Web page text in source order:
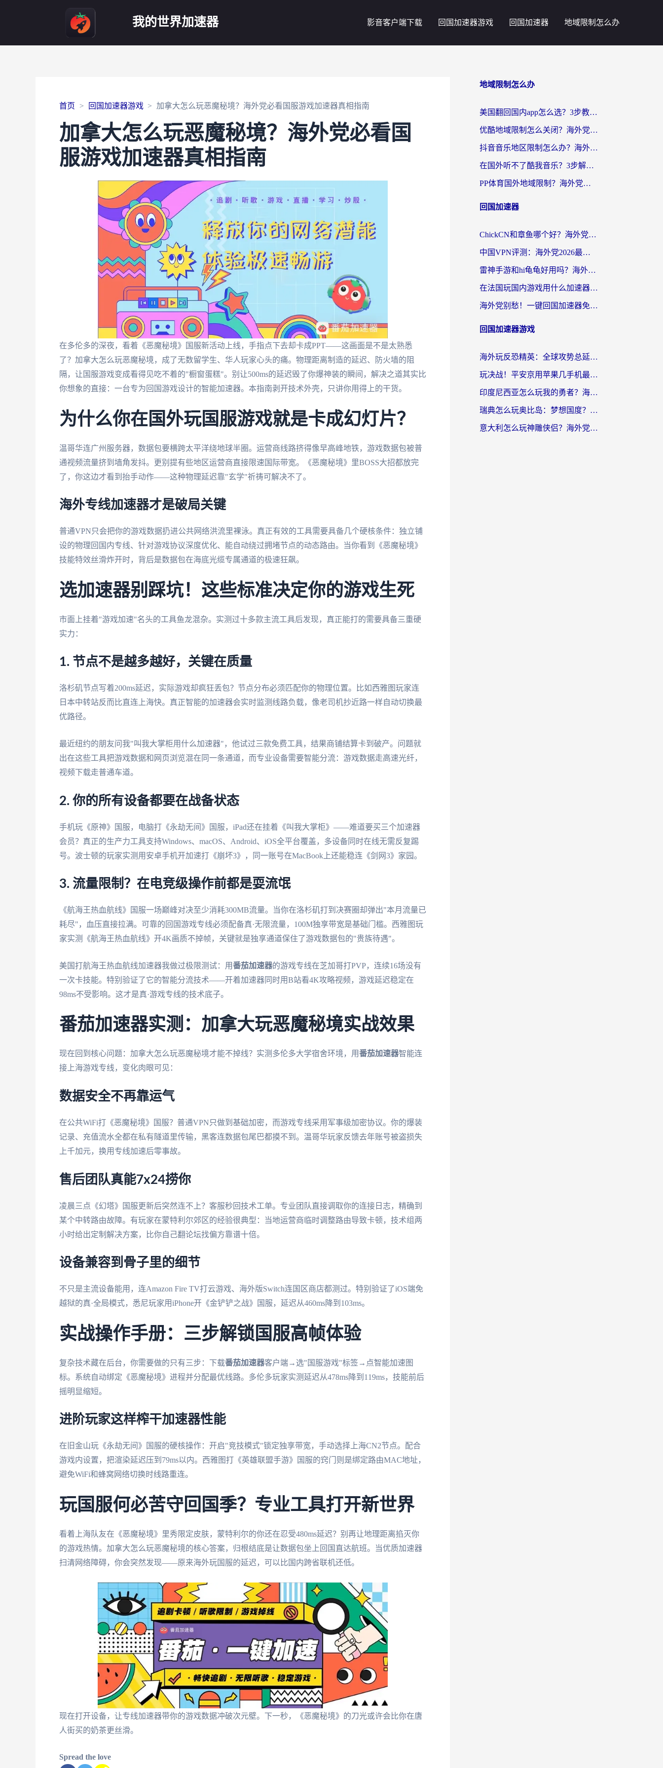
我的世界加速器 影音客户端下载 回国加速器游戏 回国加速器 地域限制怎么办
首页 回国加速器游戏 加拿大怎么玩恶魔秘境？海外党必看国服游戏加速器真相指南
加拿大怎么玩恶魔秘境？海外党必看国
服游戏加速器真相指南
在多伦多的深夜，看着《恶魔秘境》国服新活动上线，手指点下去却卡成PPT——这画面是不是太熟悉
了？加拿大怎么玩恶魔秘境，成了无数留学生、华人玩家心头的痛。物理距离制造的延迟、防火墙的阻
隔，让国服游戏变成看得见吃不着的"橱窗蛋糕"。别让500ms的延迟毁了你爆神装的瞬间，解决之道其实比
你想象的直接：一台专为回国游戏设计的智能加速器。本指南剥开技术外壳，只讲你用得上的干货。
为什么你在国外玩国服游戏就是卡成幻灯片？
温哥华连广州服务器，数据包要横跨太平洋绕地球半圈。运营商线路挤得像早高峰地铁，游戏数据包被普
通视频流量挤到墙角发抖。更别提有些地区运营商直接限速国际带宽。《恶魔秘境》里BOSS大招都放完
了，你这边才看到抬手动作——这种物理延迟靠"玄学"祈祷可解决不了。
海外专线加速器才是破局关键
普通VPN只会把你的游戏数据扔进公共网络洪流里裸泳。真正有效的工具需要具备几个硬核条件：独立铺
设的物理回国内专线、针对游戏协议深度优化、能自动绕过拥堵节点的动态路由。当你看到《恶魔秘境》
技能特效丝滑炸开时，背后是数据包在海底光缆专属通道的极速狂飙。
选加速器别踩坑！这些标准决定你的游戏生死
市面上挂着"游戏加速"名头的工具鱼龙混杂。实测过十多款主流工具后发现，真正能打的需要具备三重硬
实力：
1. 节点不是越多越好，关键在质量
洛杉矶节点写着200ms延迟，实际游戏却疯狂丢包？节点分布必须匹配你的物理位置。比如西雅图玩家连
日本中转站反而比直连上海快。真正智能的加速器会实时监测线路负载，像老司机抄近路一样自动切换最
优路径。
最近纽约的朋友问我"叫我大掌柜用什么加速器"，他试过三款免费工具，结果商铺结算卡到破产。问题就
出在这些工具把游戏数据和网页浏览混在同一条通道，而专业设备需要智能分流：游戏数据走高速光纤，
视频下载走普通车道。
2. 你的所有设备都要在战备状态
手机玩《原神》国服，电脑打《永劫无间》国服，iPad还在挂着《叫我大掌柜》——难道要买三个加速器
会员？真正的生产力工具支持Windows、macOS、Android、iOS全平台覆盖，多设备同时在线无需反复踢
号。波士顿的玩家实测用安卓手机开加速打《崩坏3》，同一账号在MacBook上还能稳连《剑网3》家园。
3. 流量限制？在电竞级操作前都是耍流氓
《航海王热血航线》国服一场巅峰对决至少消耗300MB流量。当你在洛杉矶打到决赛圈却弹出"本月流量已
耗尽"，血压直接拉满。可靠的回国游戏专线必须配备真·无限流量，100M独享带宽是基础门槛。西雅图玩
家实测《航海王热血航线》开4K画质不掉帧，关键就是独享通道保住了游戏数据包的"贵族待遇"。
美国打航海王热血航线加速器我做过极限测试：用番茄加速器的游戏专线在芝加哥打PVP，连续16场没有
一次卡技能。特别验证了它的智能分流技术——开着加速器同时用B站看4K攻略视频，游戏延迟稳定在
98ms不受影响。这才是真·游戏专线的技术底子。
番茄加速器实测：加拿大玩恶魔秘境实战效果
现在回到核心问题：加拿大怎么玩恶魔秘境才能不掉线？实测多伦多大学宿舍环境，用番茄加速器智能连
接上海游戏专线，变化肉眼可见：
数据安全不再靠运气
在公共WiFi打《恶魔秘境》国服？普通VPN只做到基础加密，而游戏专线采用军事级加密协议。你的爆装
记录、充值流水全都在私有隧道里传输，黑客连数据包尾巴都摸不到。温哥华玩家反馈去年账号被盗损失
上千加元，换用专线加速后零事故。
售后团队真能7x24捞你
凌晨三点《幻塔》国服更新后突然连不上？客服秒回技术工单。专业团队直接调取你的连接日志，精确到
某个中转路由故障。有玩家在蒙特利尔郊区的经验很典型：当地运营商临时调整路由导致卡顿，技术组两
小时给出定制解决方案，比你自己翻论坛找偏方靠谱十倍。
设备兼容到骨子里的细节
不只是主流设备能用，连Amazon Fire TV打云游戏、海外版Switch连国区商店都测过。特别验证了iOS端免
越狱的真·全局模式，悉尼玩家用iPhone开《金铲铲之战》国服，延迟从460ms降到103ms。
实战操作手册：三步解锁国服高帧体验
复杂技术藏在后台，你需要做的只有三步：下载番茄加速器客户端→选"国服游戏"标签→点智能加速图
标。系统自动绑定《恶魔秘境》进程并分配最优线路。多伦多玩家实测延迟从478ms降到119ms，技能前后
摇明显缩短。
进阶玩家这样榨干加速器性能
在旧金山玩《永劫无间》国服的硬核操作：开启"竞技模式"锁定独享带宽，手动选择上海CN2节点。配合
游戏内设置，把渲染延迟压到79ms以内。西雅图打《英雄联盟手游》国服的窍门则是绑定路由MAC地址，
避免WiFi和蜂窝网络切换时线路重连。
玩国服何必苦守回国季？专业工具打开新世界
看着上海队友在《恶魔秘境》里秀限定皮肤，蒙特利尔的你还在忍受480ms延迟？别再让地理距离掐灭你
的游戏热情。加拿大怎么玩恶魔秘境的核心答案，归根结底是让数据包坐上回国直达航班。当优质加速器
扫清网络障碍，你会突然发现——原来海外玩国服的延迟，可以比国内跨省联机还低。
现在打开设备，让专线加速器带你的游戏数据冲破次元壁。下一秒，《恶魔秘境》的刀光或许会比你在唐
人街买的奶茶更丝滑。
Spread the love
地域限制怎么办
美国翻回国内app怎么选？3步教你无缝刷剧、登12123、访问国内网站
优酷地域限制怎么关闭？海外党亲测有效的追剧加速器选择指南
抖音音乐地区限制怎么办？海外党亲测有效的听歌自由指南
在国外听不了酷我音乐？3步解除手机酷我音乐海外限制，附实测好用加速器
PP体育国外地域限制？海外党看球终极方案：从欧洲杯到奥运会，中文解说不卡顿！
回国加速器
ChickCN和章鱼哪个好？海外党选回国加速器的3个关键维度 + 实用避坑指南
中国VPN评测：海外党2026最全回国加速器选择指南，告别地区限制不踩坑
雷神手游和hi龟龟好用吗？海外党亲测3款回国加速器，教你选对国外到国内加速器
在法国玩国内游戏用什么加速器？2026实测解决延迟卡顿的实用指南
海外党别愁！一键回国加速器免费版怎么选？从踩坑到流畅访问的全攻略
回国加速器游戏
海外玩反恐精英：全球攻势总延迟？从瑞典玩神武4到外国玩黎明觉醒，选对加速器才是关键！
玩决战！平安京用苹果几手机最好？海外党必看的设备+加速器双攻略
印度尼西亚怎么玩我的勇者？海外党国服游戏加速避坑指南（附实况五行师解决方案）
瑞典怎么玩奥比岛：梦想国度？海外党亲测有效的国服游戏加速全攻略
意大利怎么玩神雕侠侣？海外党国服游戏加速终极指南（附欧洲玩王者王国保卫战4不卡技巧）